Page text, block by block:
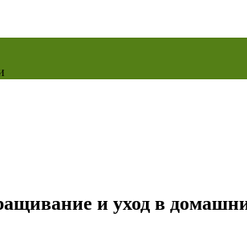
и уход в